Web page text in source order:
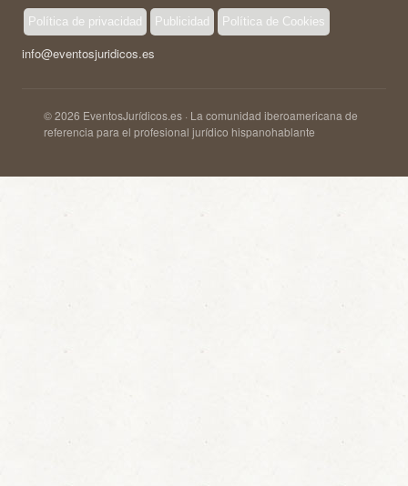
Política de privacidad Publicidad Política de Cookies
info@eventosjuridicos.es
© 2026 EventosJurídicos.es · La comunidad iberoamericana de
referencia para el profesional jurídico hispanohablante